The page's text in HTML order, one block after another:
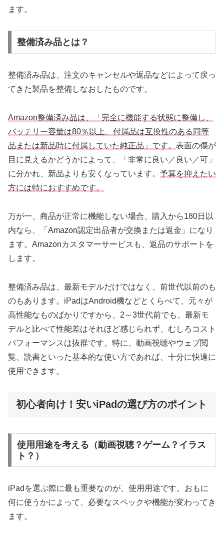
ます。
整備済み品とは？
整備済み品は、注文のキャンセルや返品などによって戻っ
てきた製品を整備しなおしたものです。
Amazon整備済み品は、「完全に機能する状態に整備し、
バッテリー容量は80％以上、付属品は互換性のある同等
品または新品時に付属していた純正品」です。 表面の傷が
目に見えるかどうかによって、「非常に良い／良い／可」
に分かれ、新品よりも安くなっています。 予算を抑えたい
方には特におすすめです。
万が一、商品が正常に機能しない場合、購入から180日以
内なら、「Amazon認定出品者が交換または返金」になり
ます。Amazonカスタマーサービスも、返品のサポートを
します。
整備済み品は、最新モデルだけではなく、前世代以前のも
のもあります。iPadはAndroid機などとくらべて、元々が
高性能なものばかりですから、2～3世代前でも、最新モ
デルと比べて性能差はそれほど感じられず、むしろコスト
パフォーマンスは抜群です。特に、動画視聴やウェブ閲
覧、読書といった基本的な使い方であれば、十分に快適に
使用できます。
初心者向け！安いiPadの選び方のポイント
使用用途を考える（動画視聴？ゲーム？イラス
ト？）
iPadを選ぶ際に最も重要なのが、使用用途です。おもに
何に使うかによって、必要なスペックや機能が変わってき
ます。